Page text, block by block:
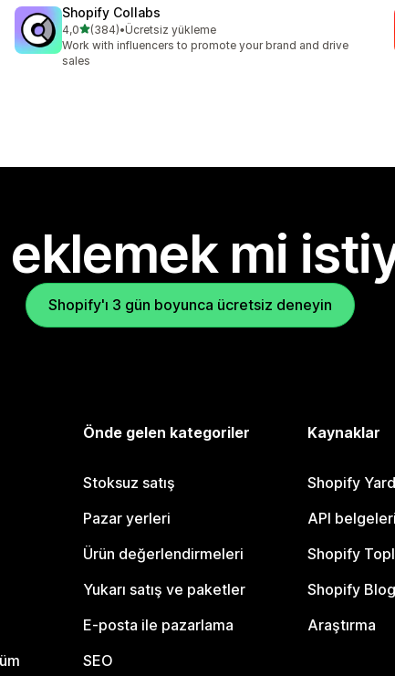
Shopify Collabs
4,05 yıldız üzerinden
(384)
toplam 384 değerlendirme
•Ücretsiz yükleme
Work with influencers to promote your brand and drive
sales
mi
Shopify'ı 3 gün boyunca ücretsiz deneyin
Önde gelen kategoriler
Stoksuz satış
Pazar yerleri
Ürün değerlendirmeleri
Yukarı satış ve paketler
E-posta ile pazarlama
SEO
Kaynaklar
Shopify
API belgeleri
Shopify
Shopify
Araştırma